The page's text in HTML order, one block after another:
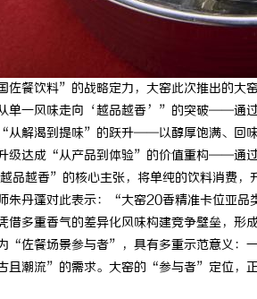
佐餐饮料”的战略定力，大窑此次推出的
单一风味走向‘越品越香’”的突破——通
从解渴到提味”的跃升——以醇厚饱满、回
级达成“从产品到体验”的价值重构——通
品越香”的核心主张，将单纯的饮料消费，
朱丹蓬对此表示：“大窑20香精准卡位亚
多重香气的差异化风味构建竞争壁垒，形
“佐餐场景参与者”，具有多重示范意义
且潮流”的需求。大窑的“参与者”定位，